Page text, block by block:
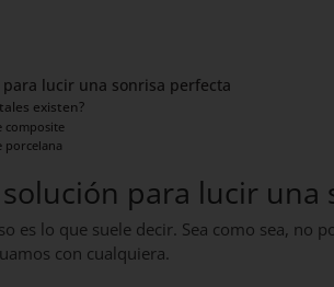
lucir una sonrisa perfecta
existen?
composite
porcelana
para lucir una
es lo que suele decir. Sea como sea, no
con cualquiera.